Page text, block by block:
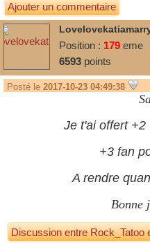
Ajouter un commentaire
Position : 179 eme
6593 points
Posté le 2017-10-23 04:49:38
Je t'ai offert +2
+3 fan
A rendre
Bonne
Discussion entreRock_Tatoo